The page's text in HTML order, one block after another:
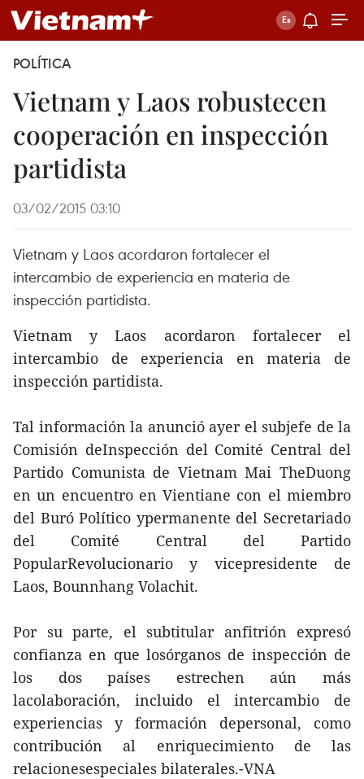
POLÍTICA
Vietnam y Laos robustecen
cooperación en inspección
partidista
03/02/2015 03:10
Vietnam y Laos acordaron fortalecer el
intercambio de experiencia en materia de
inspección partidista.
Vietnam y Laos acordaron fortalecer el
intercambio de experiencia en materia de
inspección partidista.
Tal información la anunció ayer el subjefe de la
Comisión deInspección del Comité Central del
Partido Comunista de Vietnam Mai TheDuong
en un encuentro en Vientiane con el miembro
del Buró Político ypermanente del Secretariado
del Comité Central del Partido
PopularRevolucionario y vicepresidente de
Laos, Bounnhang Volachit.
Por su parte, el subtitular anfitrión expresó
confianza en que losórganos de inspección de
los dos países estrechen aún más
lacolaboración, incluido el intercambio de
experiencias y formación depersonal, como
contribución al enriquecimiento de las
relacionesespeciales bilaterales.-VNA